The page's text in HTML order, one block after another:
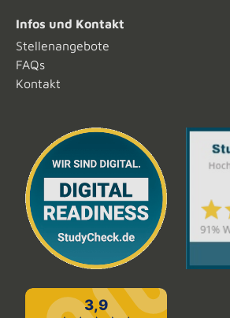
Infos und Kontakt
Stellenangebote
FAQs
Kontakt